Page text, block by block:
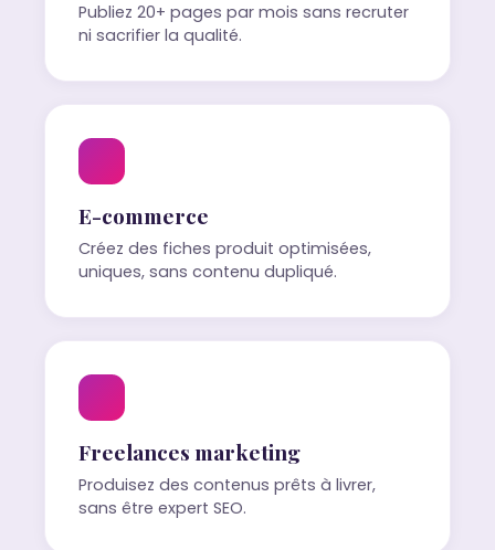
Publiez 20+ pages par mois sans recruter
ni sacrifier la qualité.
E-commerce
Créez des fiches produit optimisées,
uniques, sans contenu dupliqué.
Freelances marketing
Produisez des contenus prêts à livrer,
sans être expert SEO.